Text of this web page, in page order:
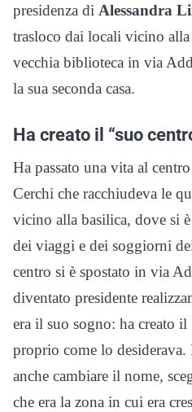
presidenza di Alessandra
trasloco dai locali vicino alla
vecchia biblioteca in via
la sua seconda casa.
Ha creato il “suo
Ha passato una vita al
Cerchi che racchiudeva le
vicino alla basilica, dove si
dei viaggi e dei soggiorni
centro si è spostato in via
diventato presidente
era il suo sogno: ha creato il
proprio come lo
anche cambiare il nome,
che era la zona in cui era